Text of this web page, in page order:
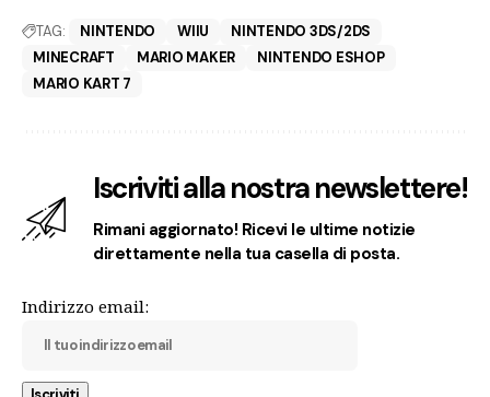
TAG: NINTENDO WIIU
NINTENDO 3DS/2DS
MINECRAFT
MARIO MAKER
NINTENDO ESHOP
MARIO KART 7
Iscriviti alla nostra newslettere!
Rimani aggiornato! Ricevi le ultime notizie
direttamente nella tua casella di posta.
Indirizzo email: